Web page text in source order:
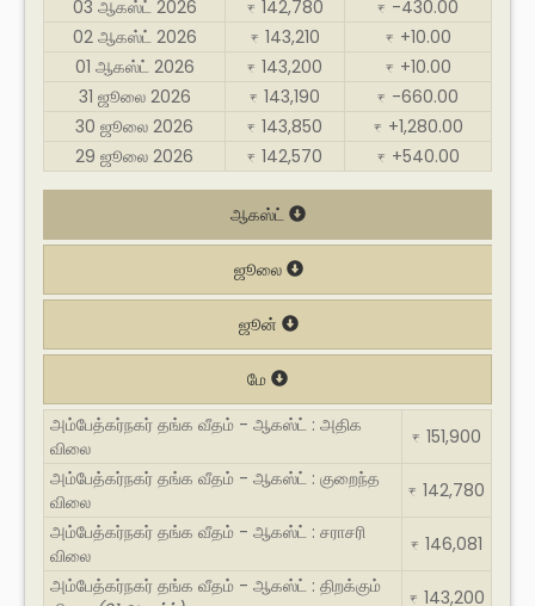
03 ஆகஸ்ட் 2026
₹ 142,780 ₹ -430.00
02 ஆகஸ்ட் 2026
₹ 143,210 ₹ +10.00
01 ஆகஸ்ட் 2026
₹ 143,200 ₹ +10.00
31 ஜூலை 2026
₹ 143,190 ₹ -660.00
30 ஜூலை 2026
₹ 143,850 ₹ +1,280.00
29 ஜூலை 2026
₹ 142,570 ₹ +540.00
ஆகஸ்ட்
ஜூலை
ஜூன்
மே
அம்பேத்கர்நகர் தங்க வீதம் - ஆகஸ்ட் : அதிக
விலை
₹ 151,900
அம்பேத்கர்நகர் தங்க வீதம் - ஆகஸ்ட் : குறைந்த
விலை
₹ 142,780
அம்பேத்கர்நகர் தங்க வீதம் - ஆகஸ்ட் : சராசரி
விலை
₹ 146,081
அம்பேத்கர்நகர் தங்க வீதம் - ஆகஸ்ட் : திறக்கும்
₹ 143,200